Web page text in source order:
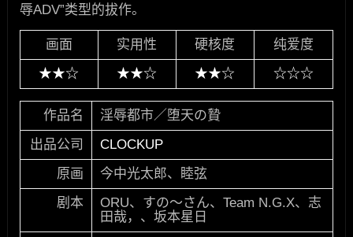
辱ADV”类型的拔作。
画面 实用性 硬核度
纯爱度
★★☆
★★☆ ★★☆ ☆☆☆
作品名
淫辱都市／堕天の贄
出品公司
CLOCKUP
原画
今中光太郎、睦弦
剧本
ORU、すの～さん、Team N.G.X、志
田哉，、坂本星日